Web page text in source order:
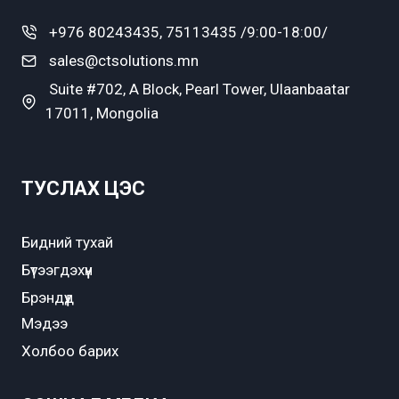
+976 80243435, 75113435 /9:00-18:00/
sales@ctsolutions.mn
Suite #702, A Block, Pearl Tower, Ulaanbaatar
17011, Mongolia
ТУСЛАХ ЦЭС
Бидний тухай
Бүтээгдэхүүн
Брэндүүд
Мэдээ
Холбоо барих